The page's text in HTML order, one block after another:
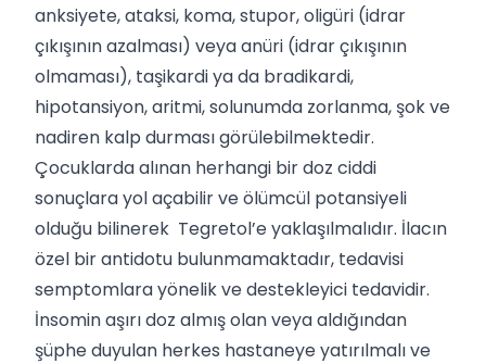
anksiyete, ataksi, koma, stupor, oligüri (idrar
çıkışının azalması) veya anüri (idrar çıkışının
olmaması), taşikardi ya da bradikardi,
hipotansiyon, aritmi, solunumda zorlanma, şok ve
nadiren kalp durması görülebilmektedir.
Çocuklarda alınan herhangi bir doz ciddi
sonuçlara yol açabilir ve ölümcül potansiyeli
olduğu bilinerek Tegretol’e yaklaşılmalıdır. İlacın
özel bir antidotu bulunmamaktadır, tedavisi
semptomlara yönelik ve destekleyici tedavidir.
İnsomin aşırı doz almış olan veya aldığından
şüphe duyulan herkes hastaneye yatırılmalı ve